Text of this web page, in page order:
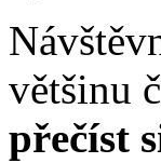
většinu
přečíst